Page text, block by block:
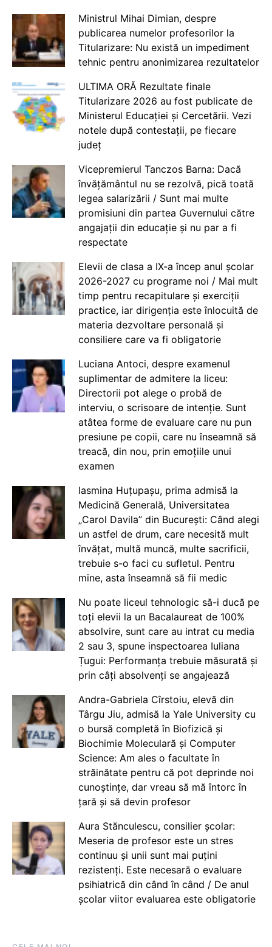
Ministrul Mihai Dimian, despre
publicarea numelor profesorilor la
Titularizare: Nu există un impediment
tehnic pentru anonimizarea rezultatelor
ULTIMA ORĂ Rezultate finale
Titularizare 2026 au fost publicate de
Ministerul Educației și Cercetării. Vezi
notele după contestații, pe fiecare
județ
Vicepremierul Tanczos Barna: Dacă
învățământul nu se rezolvă, pică toată
legea salarizării / Sunt mai multe
promisiuni din partea Guvernului către
angajații din educație și nu par a fi
respectate
Elevii de clasa a IX-a încep anul școlar
2026-2027 cu programe noi / Mai mult
timp pentru recapitulare și exerciții
practice, iar dirigenția este înlocuită de
materia dezvoltare personală și
consiliere care va fi obligatorie
Luciana Antoci, despre examenul
suplimentar de admitere la liceu:
Directorii pot alege o probă de
interviu, o scrisoare de intenție. Sunt
atâtea forme de evaluare care nu pun
presiune pe copii, care nu înseamnă să
treacă, din nou, prin emoțiile unui
examen
Iasmina Huțupașu, prima admisă la
Medicină Generală, Universitatea
„Carol Davila” din București: Când alegi
un astfel de drum, care necesită mult
învățat, multă muncă, multe sacrificii,
trebuie s-o faci cu sufletul. Pentru
mine, asta înseamnă să fii medic
Nu poate liceul tehnologic să-i ducă pe
toți elevii la un Bacalaureat de 100%
absolvire, sunt care au intrat cu media
2 sau 3, spune inspectoarea Iuliana
Țugui: Performanța trebuie măsurată și
prin câți absolvenți se angajează
Andra-Gabriela Cîrstoiu, elevă din
Târgu Jiu, admisă la Yale University cu
o bursă completă în Biofizică și
Biochimie Moleculară și Computer
Science: Am ales o facultate în
străinătate pentru că pot deprinde noi
cunoștințe, dar vreau să mă întorc în
țară și să devin profesor
Aura Stănculescu, consilier școlar:
Meseria de profesor este un stres
continuu și unii sunt mai puțini
rezistenți. Este necesară o evaluare
psihiatrică din când în când / De anul
școlar viitor evaluarea este obligatorie